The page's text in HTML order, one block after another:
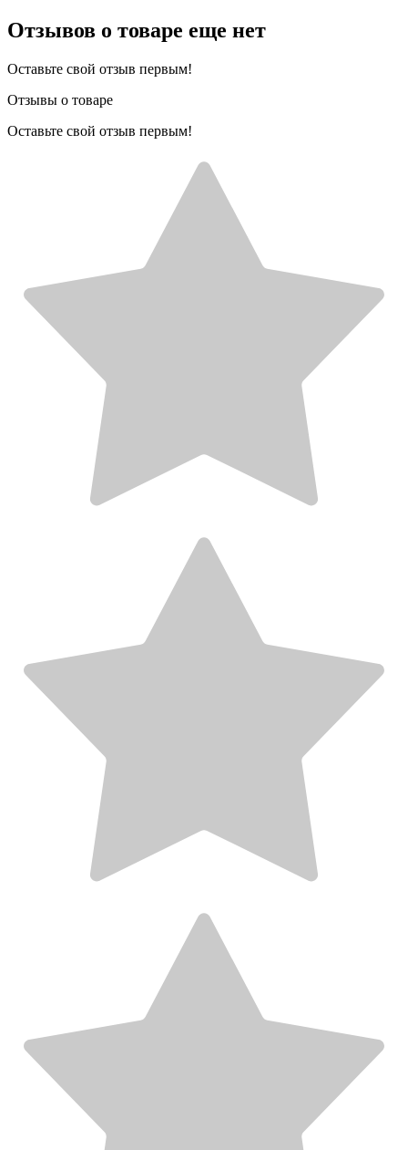
Отзывов о товаре еще нет
Оставьте свой отзыв первым!
Отзывы о товаре
Оставьте свой отзыв первым!